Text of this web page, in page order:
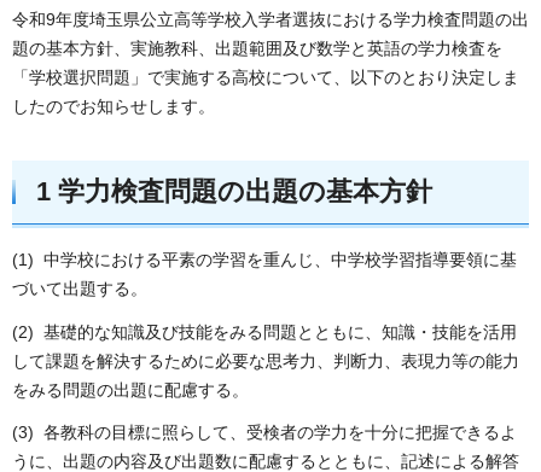
令和9年度埼玉県公立高等学校入学者選抜における学力検査問題の出
題の基本方針、実施教科、出題範囲及び数学と英語の学力検査を
「学校選択問題」で実施する高校について、以下のとおり決定しま
したのでお知らせします。
1 学力検査問題の出題の基本方針
(1) 中学校における平素の学習を重んじ、中学校学習指導要領に基
づいて出題する。
(2) 基礎的な知識及び技能をみる問題とともに、知識・技能を活用
して課題を解決するために必要な思考力、判断力、表現力等の能力
をみる問題の出題に配慮する。
(3) 各教科の目標に照らして、受検者の学力を十分に把握できるよ
うに、出題の内容及び出題数に配慮するとともに、記述による解答